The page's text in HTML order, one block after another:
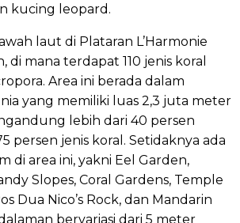
kucing leopard.
laut di Plataran L’Harmonie
di mana terdapat 110 jenis koral
Area ini berada dalam
yang memiliki luas 2,3 juta meter
lebih dari 40 persen
persen jenis koral. Setidaknya ada
di area ini, yakni Eel Garden,
Slopes, Coral Gardens, Temple
Dua Nico’s Rock, dan Mandarin
bervariasi dari 5 meter